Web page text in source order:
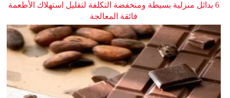
6 بدائل منزلية بسيطة ومنخفضة التكلفة لتقليل استهلاك الأطعمة
فائقة المعالجة